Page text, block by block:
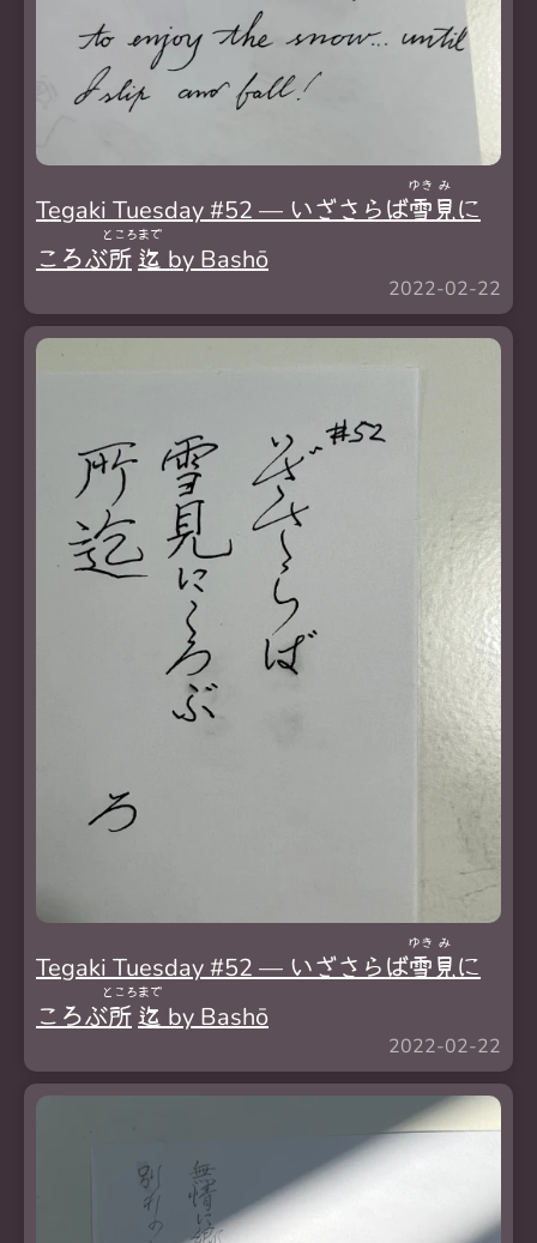
Tegaki Tuesday #52 — いざさらば雪
ゆき
見
み
に
ころぶ所
ところ
迄
まで
by Bashō
2022-02-22
Tegaki Tuesday #52 — いざさらば雪
ゆき
見
み
に
ころぶ所
ところ
迄
まで
by Bashō
2022-02-22